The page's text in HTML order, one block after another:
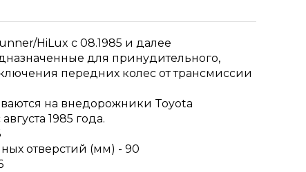
HiLux с 08.1985 и далее
для принудительного,
передних колес от трансмиссии
на внедорожники Toyota
1985 года.
отверстий (мм) - 90